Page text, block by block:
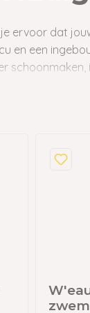
ervoor dat
en een
in een schoon